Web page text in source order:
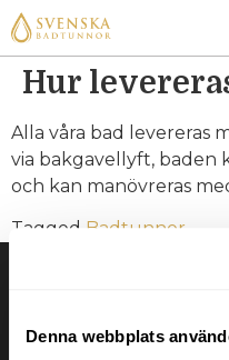
Denna webbplats
Hur
Alla våra bad levereras
via bakgavellyft, baden
och kan manövreras
Tagged Badtunnor